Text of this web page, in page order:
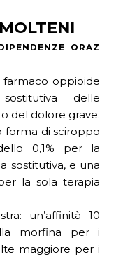
ORAZ
oppioide
delle
del dolore grave.
forma di sciroppo
0,1% per la
sostitutiva, e una
la sola terapia
un’affinità 10
morfina per i
maggiore per i